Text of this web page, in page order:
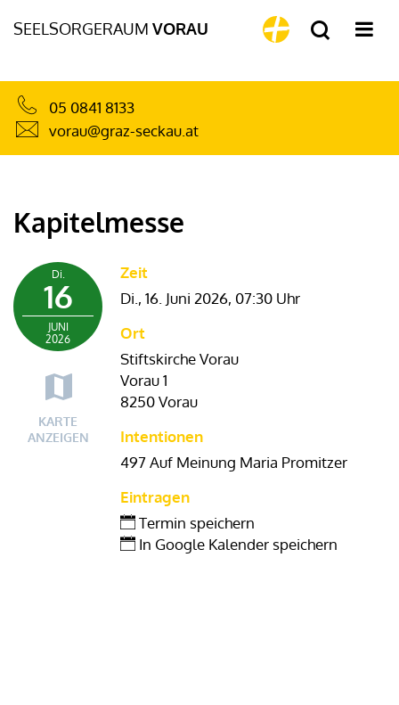
SEELSORGERAUM VORAU
05 0841 8133
vorau@graz-seckau.at
Kapitelmesse
Di.
16
JUNI
2026
KARTE
ANZEIGEN
Zeit
Di., 16. Juni 2026, 07:30 Uhr
Ort
Stiftskirche Vorau
Vorau 1
8250 Vorau
Intentionen
497 Auf Meinung Maria Promitzer
Eintragen
Termin speichern
In Google Kalender speichern